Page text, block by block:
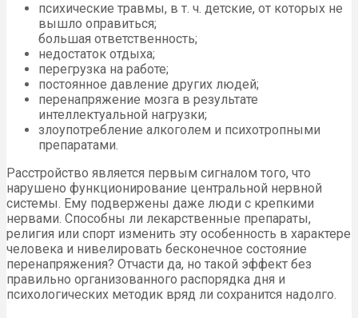
психические травмы, в т. ч. детские, от которых не
вышло оправиться;
большая ответственность;
недостаток отдыха;
перегрузка на работе;
постоянное давление других людей;
перенапряжение мозга в результате
интеллектуальной нагрузки;
злоупотребление алкоголем и психотропными
препаратами.
Расстройство является первым сигналом того, что
нарушено функционирование центральной нервной
системы. Ему подвержены даже люди с крепкими
нервами. Способны ли лекарственные препараты,
религия или спорт изменить эту особенность в характере
человека и нивелировать бесконечное состояние
перенапряжения? Отчасти да, но такой эффект без
правильно организованного распорядка дня и
психологических методик вряд ли сохранится надолго.